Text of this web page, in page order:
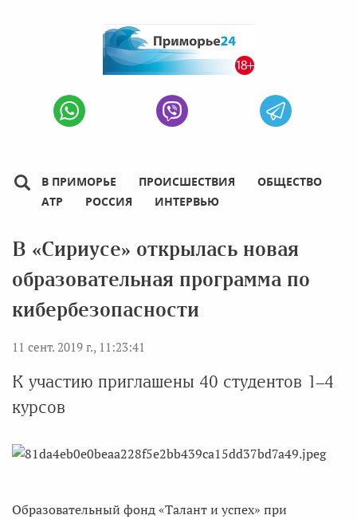
В ПРИМОРЬЕ ПРОИСШЕСТВИЯ
ОБЩЕСТВО
АТР
РОССИЯ ИНТЕРВЬЮ
В «Сириусе» открылась новая
образовательная программа по
кибербезопасности
11 сент. 2019 г., 11:23:41
К участию приглашены 40 студентов 1–4
курсов
Образовательный фонд «Талант и успех» при